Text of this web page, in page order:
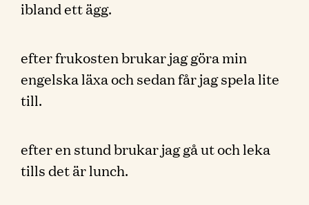
ibland ett ägg.
efter frukosten brukar jag göra min
engelska läxa och sedan får jag spela lite
till.
efter en stund brukar jag gå ut och leka
tills det är lunch.